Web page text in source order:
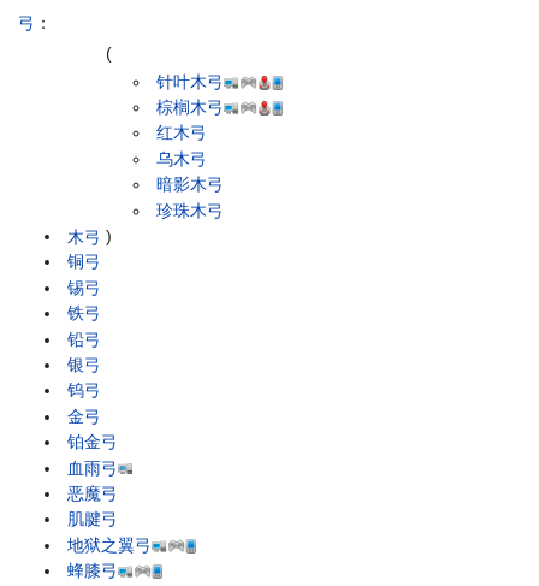
弓 ：
木弓
(
针叶木弓
棕榈木弓
红木弓
乌木弓
暗影木弓
珍珠木弓
)
铜弓
锡弓
铁弓
铅弓
银弓
钨弓
金弓
铂金弓
血雨弓
恶魔弓
肌腱弓
地狱之翼弓
蜂膝弓